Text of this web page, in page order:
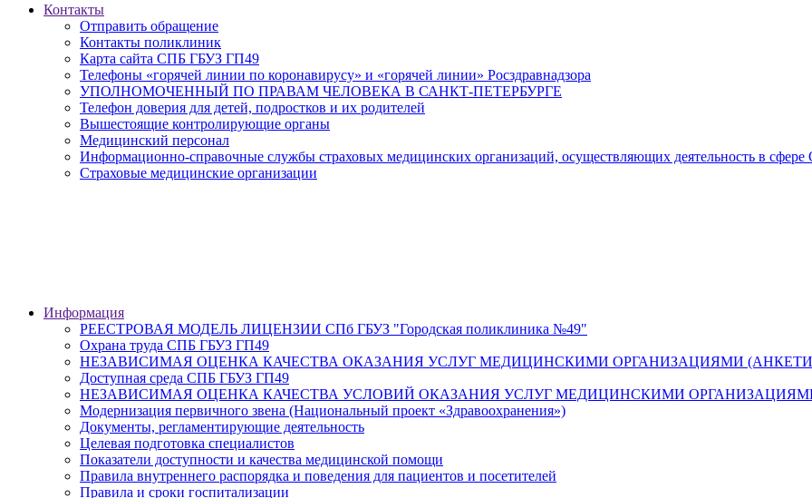
Контакты
Отправить обращение
Контакты поликлиник
Карта сайта СПБ ГБУЗ ГП49
Телефоны «горячей линии по коронавирусу» и «горячей линии» Росздравнадзора
УПОЛНОМОЧЕННЫЙ ПО ПРАВАМ ЧЕЛОВЕКА В САНКТ-ПЕТЕРБУРГЕ
Телефон доверия для детей, подростков и их родителей
Вышестоящие контролирующие органы
Медицинский персонал
Информационно-справочные службы страховых медицинских организаций, осуществляющих деятельность в
Страховые медицинские организации
Информация
РЕЕСТРОВАЯ МОДЕЛЬ ЛИЦЕНЗИИ СПб ГБУЗ "Городская поликлиника №49"
Охрана труда СПБ ГБУЗ ГП49
НЕЗАВИСИМАЯ ОЦЕНКА КАЧЕСТВА ОКАЗАНИЯ УСЛУГ МЕДИЦИНСКИМИ ОРГАНИЗАЦИЯМИ
Доступная среда СПБ ГБУЗ ГП49
НЕЗАВИСИМАЯ ОЦЕНКА КАЧЕСТВА УСЛОВИЙ ОКАЗАНИЯ УСЛУГ МЕДИЦИНСКИМИ
Модернизация первичного звена (Национальный проект «Здравоохранения»)
Документы, регламентирующие деятельность
Целевая подготовка специалистов
Показатели доступности и качества медицинской помощи
Правила внутреннего распорядка и поведения для пациентов и посетителей
Правила и сроки госпитализации